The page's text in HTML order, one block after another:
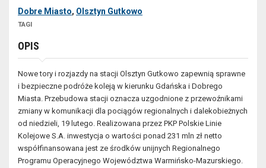
Dobre Miasto, Olsztyn Gutkowo
TAGI
OPIS
Nowe tory i rozjazdy na stacji Olsztyn Gutkowo zapewnią sprawne
i bezpieczne podróże koleją w kierunku Gdańska i Dobrego
Miasta. Przebudowa stacji oznacza uzgodnione z przewoźnikami
zmiany w komunikacji dla pociągów regionalnych i dalekobieżnych
od niedzieli, 19 lutego. Realizowana przez PKP Polskie Linie
Kolejowe S.A. inwestycja o wartości ponad 231 mln zł netto
współfinansowana jest ze środków unijnych Regionalnego
Programu Operacyjnego Województwa Warmińsko-Mazurskiego.